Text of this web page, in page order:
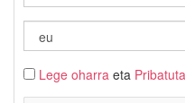
Lege oharra eta